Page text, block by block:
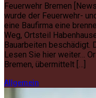
Feuerwehr Bremen
wurde der Feuerwehr-
eine Baufirma eine
Weg, Ortsteil
Bauarbeiten beschädigt.
Lesen Sie hier weiter…
Bremen, übermittelt […]
Allgemein